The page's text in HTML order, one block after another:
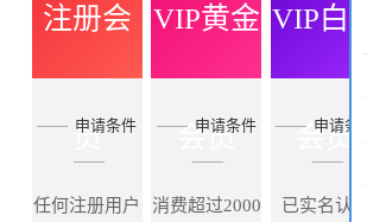
注册会
员
—— 申请条件
——
任何注册用户
VIP黄金
会员
——申请条件
——
消费超过2000
VIP白金
会员
—— 申请条
——
已实名认证